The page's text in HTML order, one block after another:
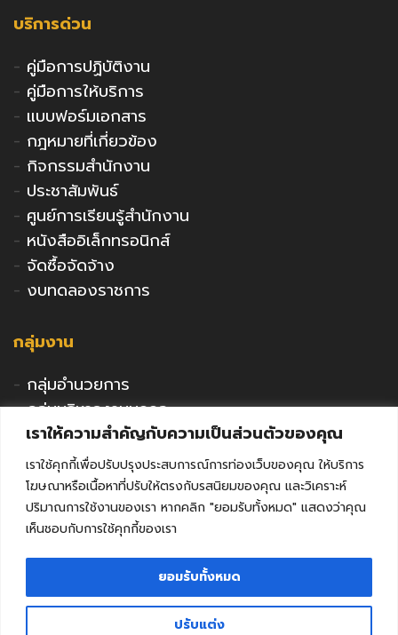
เราให้ความสำคัญกับความเป็นส่วนตัวของคุณ
เราใช้คุกกี้เพื่อปรับปรุงประสบการณ์การท่องเว็บของคุณ ให้บริการ
โฆษณาหรือเนื้อหาที่ปรับให้ตรงกับรสนิยมของคุณ และวิเคราะห์
ปริมาณการใช้งานของเรา หากคลิก "ยอมรับทั้งหมด" แสดงว่าคุณ
เห็นชอบกับการใช้คุกกี้ของเรา
ปรับแต่ง
ยอมรับทั้งหมด
บริการด่วน
- คู่มือการปฏิบัติงาน
- คู่มือการให้บริการ
- แบบฟอร์มเอกสาร
- กฎหมายที่เกี่ยวข้อง
- กิจกรรมสำนักงาน
- ประชาสัมพันธ์
- ศูนย์การเรียนรู้สำนักงาน
- หนังสืออิเล็กทรอนิกส์
- จัดซื้อจัดจ้าง
- งบทดลองราชการ
กลุ่มงาน
- กลุ่มอำนวยการ
-กลุ่มบริหารงานบุคคล
กลุ่มนโยบายและแผน
-กลุ่มนิเทศติดตามและประเมินผล
-กลุ่มพัฒนาการศึกษา
-กลุ่มส่งเสริมการศึกษาเอกชน
-กลุ่มกิจการลูกเสือฯ
-หน่วยตรวจสอบภายใน
คุรุสภาจังหวัดลพบุรี